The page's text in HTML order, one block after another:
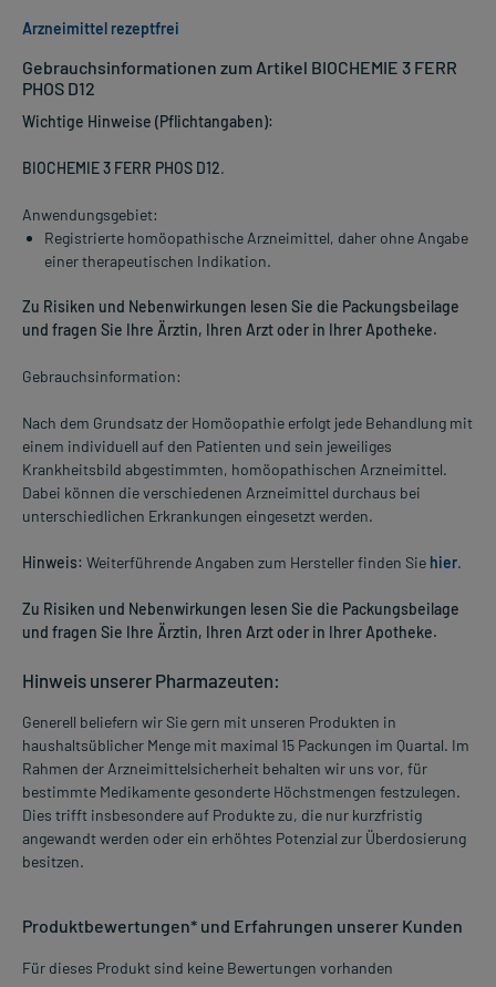
Gebrauchsinformationen zum Artikel BIOCHEMIE 3 FERR
PHOS D12
Wichtige Hinweise (Pflichtangaben):
BIOCHEMIE 3 FERR PHOS D12.
Anwendungsgebiet:
Registrierte homöopathische Arzneimittel, daher ohne Angabe
einer therapeutischen Indikation.
Zu Risiken und Nebenwirkungen lesen Sie die Packungsbeilage
und fragen Sie Ihre Ärztin, Ihren Arzt oder in Ihrer Apotheke.
Gebrauchsinformation:
Nach dem Grundsatz der Homöopathie erfolgt jede Behandlung mit
einem individuell auf den Patienten und sein jeweiliges
Krankheitsbild abgestimmten, homöopathischen Arzneimittel.
Dabei können die verschiedenen Arzneimittel durchaus bei
unterschiedlichen Erkrankungen eingesetzt werden.
Hinweis: Weiterführende Angaben zum Hersteller finden Sie hier.
Zu Risiken und Nebenwirkungen lesen Sie die Packungsbeilage
und fragen Sie Ihre Ärztin, Ihren Arzt oder in Ihrer Apotheke.
Hinweis unserer Pharmazeuten:
Generell beliefern wir Sie gern mit unseren Produkten in
haushaltsüblicher Menge mit maximal 15 Packungen im Quartal. Im
Rahmen der Arzneimittelsicherheit behalten wir uns vor, für
bestimmte Medikamente gesonderte Höchstmengen festzulegen.
Dies trifft insbesondere auf Produkte zu, die nur kurzfristig
angewandt werden oder ein erhöhtes Potenzial zur Überdosierung
besitzen.
Produktbewertungen* und Erfahrungen unserer Kunden
Für dieses Produkt sind keine Bewertungen vorhanden
Arzneimittel rezeptfrei